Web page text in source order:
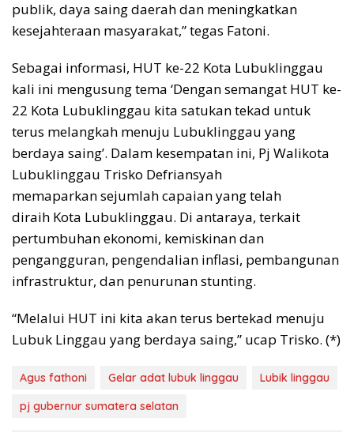
publik, daya saing daerah dan meningkatkan
kesejahteraan masyarakat,” tegas Fatoni.
Sebagai informasi, HUT ke-22 Kota Lubuklinggau
kali ini mengusung tema ‘Dengan semangat HUT ke-
22 Kota Lubuklinggau kita satukan tekad untuk
terus melangkah menuju Lubuklinggau yang
berdaya saing’. Dalam kesempatan ini, Pj Walikota
Lubuklinggau Trisko Defriansyah
memaparkan sejumlah capaian yang telah
diraih Kota Lubuklinggau. Di antaraya, terkait
pertumbuhan ekonomi, kemiskinan dan
pengangguran, pengendalian inflasi, pembangunan
infrastruktur, dan penurunan stunting.
“Melalui HUT ini kita akan terus bertekad menuju
Lubuk Linggau yang berdaya saing,” ucap Trisko. (*)
Agus fathoni Gelar adat lubuk linggau
Lubik linggau
pj gubernur sumatera selatan